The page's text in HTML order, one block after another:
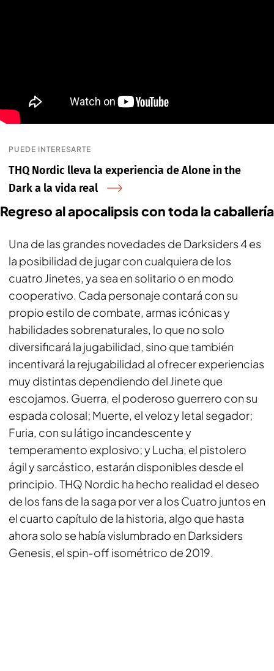
PUEDE INTERESARTE
THQ Nordic lleva la experiencia de Alone in the
Dark a la vida real
Regreso al apocalipsis con toda la caballería
Una de las grandes novedades de Darksiders 4es
la posibilidad de jugar con cualquiera de los
cuatro Jinetes, ya sea en solitario o en modo
cooperativo. Cada personaje contará con su
propio estilo de combate, armas icónicas y
habilidades sobrenaturales, lo que no solo
diversificará la jugabilidad, sino que también
incentivará la rejugabilidad al ofrecer experiencias
muy distintas dependiendo del Jinete que
escojamos. Guerra, el poderoso guerrero con su
espada colosal; Muerte, el veloz y letal segador;
Furia, con su látigo incandescente y
temperamento explosivo; y Lucha, el pistolero
ágil y sarcástico, estarán disponibles desde el
principio. THQ Nordic ha hecho realidad el deseo
de los fans de la saga por ver a los Cuatro juntos en
el cuarto capítulo de la historia, algo que hasta
ahora solo se había vislumbrado en Darksiders
Genesis, el spin-off isométrico de 2019.